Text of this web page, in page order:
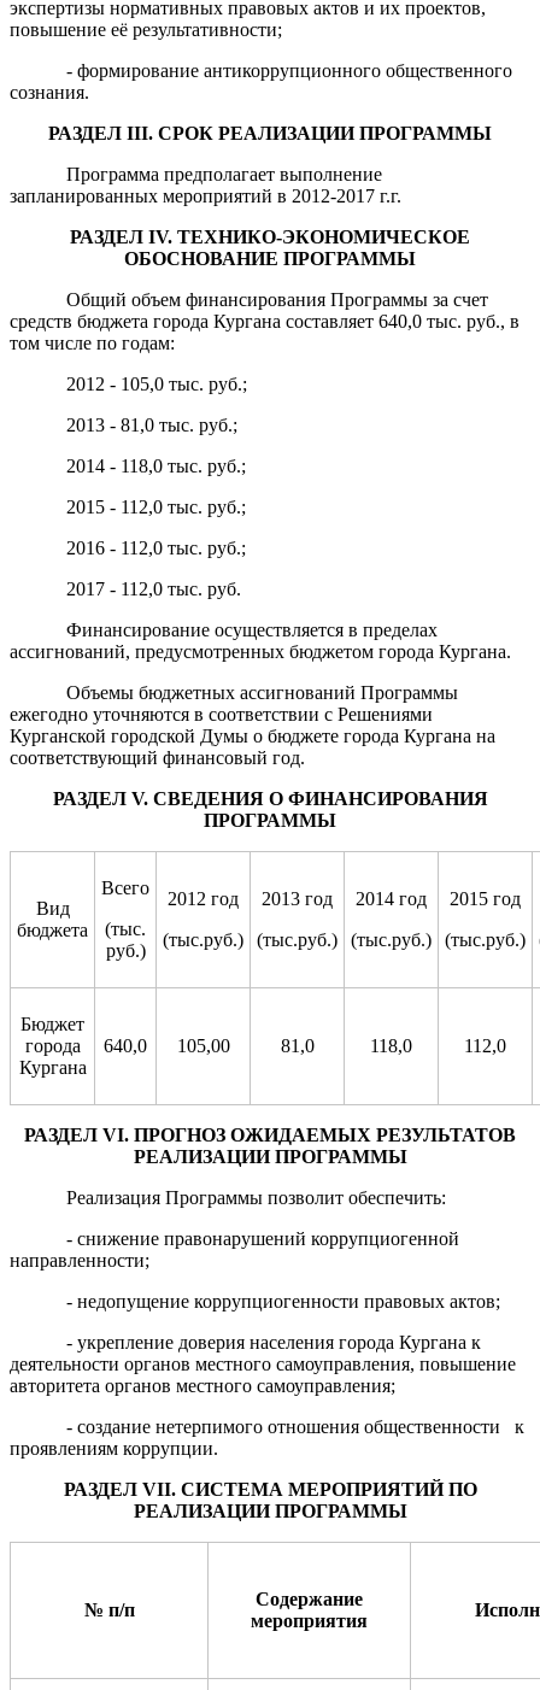
экспертизы нормативных правовых актов и их проектов,
повышение её результативности;
- формирование антикоррупционного общественного
сознания.
РАЗДЕЛ III. СРОК РЕАЛИЗАЦИИ ПРОГРАММЫ
Программа предполагает выполнение
запланированных мероприятий в 2012-2017 г.г.
РАЗДЕЛ IV. ТЕХНИКО-ЭКОНОМИЧЕСКОЕ
ОБОСНОВАНИЕ ПРОГРАММЫ
Общий объем финансирования Программы за счет
средств бюджета города Кургана составляет 640,0 тыс. руб., в
том числе по годам:
2012 - 105,0 тыс. руб.;
2013 - 81,0 тыс. руб.;
2014 - 118,0 тыс. руб.;
2015 - 112,0 тыс. руб.;
2016 - 112,0 тыс. руб.;
2017 - 112,0 тыс. руб.
Финансирование осуществляется в пределах
ассигнований, предусмотренных бюджетом города Кургана.
Объемы бюджетных ассигнований Программы
ежегодно уточняются в соответствии с Решениями
Курганской городской Думы о бюджете города Кургана на
соответствующий финансовый год.
РАЗДЕЛ V. СВЕДЕНИЯ О ФИНАНСИРОВАНИЯ
ПРОГРАММЫ
Вид
бюджета
Всего
(тыс.
руб.)
2012 год
(тыс.руб.)
2013 год
(тыс.руб.)
2014 год
(тыс.руб.)
2015 год
(тыс.руб.)
Бюджет
города
Кургана
640,0 105,00 81,0 118,0 112,0
РАЗДЕЛ VI. ПРОГНОЗ ОЖИДАЕМЫХ РЕЗУЛЬТАТОВ
РЕАЛИЗАЦИИ ПРОГРАММЫ
Реализация Программы позволит обеспечить:
- снижение правонарушений коррупциогенной
направленности;
- недопущение коррупциогенности правовых актов;
- укрепление доверия населениягорода Кургана к
деятельности органов местного самоуправления, повышение
авторитета органов местного самоуправления;
- создание нетерпимого отношения общественности к
проявлениям коррупции.
РАЗДЕЛ VII. СИСТЕМА МЕРОПРИЯТИЙ ПО
РЕАЛИЗАЦИИ ПРОГРАММЫ
№ п/п
Содержание
мероприятия